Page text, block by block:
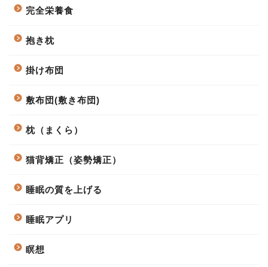
完全栄養食
抱き枕
掛け布団
敷布団(敷き布団)
枕（まくら）
猫背矯正（姿勢矯正）
睡眠の質を上げる
睡眠アプリ
瞑想